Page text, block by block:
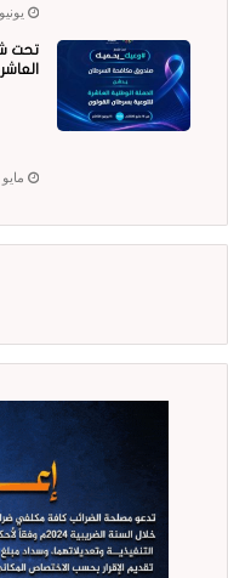
يونيو 24, 2026
تحت
مايو 16, 2026